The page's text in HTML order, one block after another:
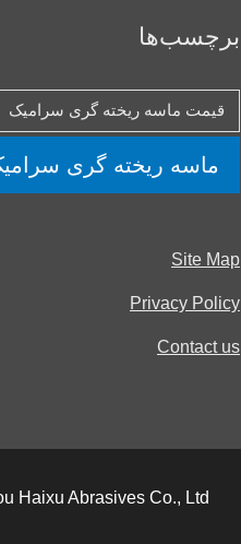
ماسه ریخته گری سرامیک
ماسه ریخته گری سرامیک
Site
Privacy
Contact
Haixu Abrasives Co., Ltd